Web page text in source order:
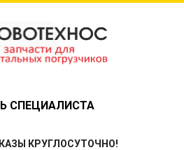
СПЕЦИАЛИСТА
КРУГЛОСУТОЧНО!